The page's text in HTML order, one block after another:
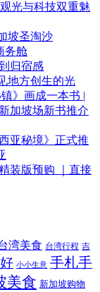
光与科技双重魅
坡圣淘沙
务舱
归宿感
地方创生的光
》画成一本书 |
加坡场新书推介
亚秘境》正式推
装版预购 ｜直接
湾美食 台湾行程 吉
小小生意 手札手
美食 新加坡购物